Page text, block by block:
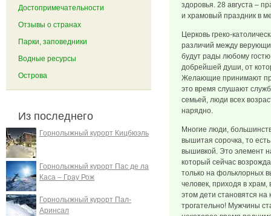
здоровья. 28 августа –
и храмовый праздник в
Церковь греко-
различий между
будут рады любому
добрейшей души, от
Желающие принимают
это время слушают
семьей, люди всех
нарядно.
Многие люди,
вышитая сорочка, то
вышивкой. Это элемент
который сейчас
только на фольклорных
человек, приходя в
этом дети становятся
трогательно! Мужчины
Достопримечательности
Отзывы о странах
Парки, заповедники
Водные ресурсы
Острова
Из последнего
Горнолыжный курорт Кицбюэль
Горнолыжный курорт Пас де ла
Каса – Грау Рож
Горнолыжный курорт Пал-
Аринсал